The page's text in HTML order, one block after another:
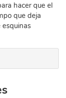
hacer que el
que deja